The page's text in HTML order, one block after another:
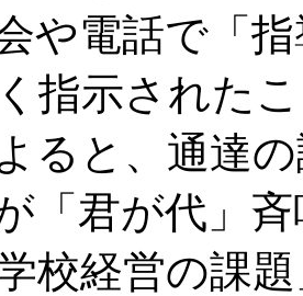
や電話で「
指示された
ると、通達
「君が代」
校経営の課